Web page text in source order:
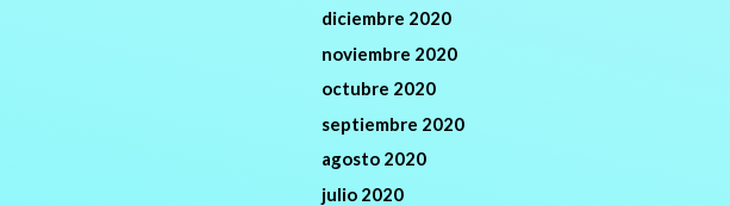
diciembre 2020
noviembre 2020
octubre 2020
septiembre 2020
agosto 2020
julio 2020